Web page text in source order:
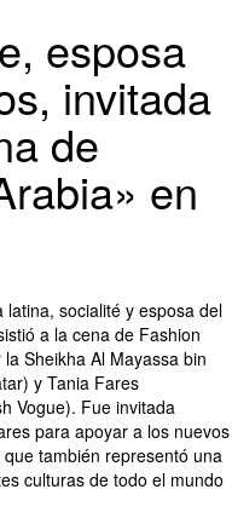
esposa
invitada
de
en
socialité y esposa del
a la cena de Fashion
Sheikha Al Mayassa bin
y Tania Fares
Vogue). Fue invitada
para apoyar a los nuevos
también representó una
culturas de todo el mundo